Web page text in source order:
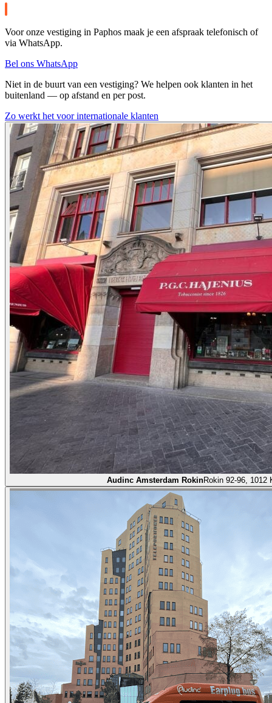
Voor onze vestiging in Paphos maak je een afspraak telefonisch of
via WhatsApp.
Bel ons WhatsApp
Niet in de buurt van een vestiging? We helpen ook klanten in het
buitenland — op afstand en per post.
Zo werkt het voor internationale klanten
Audinc Amsterdam RokinRokin 92-96, 1012